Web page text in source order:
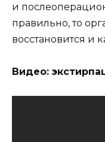
и
правильно, то
восстановится и
Видео: